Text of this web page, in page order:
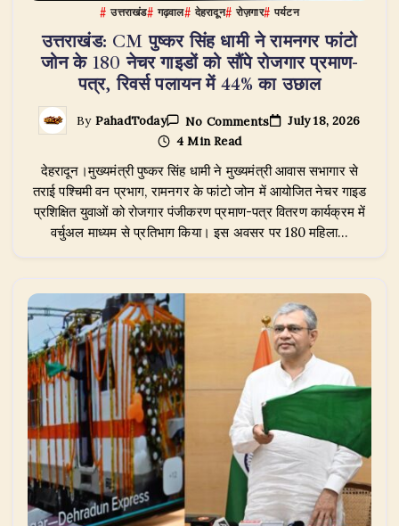
उत्तराखंड गढ़वाल देहरादून रोज़गार पर्यटन
उत्तराखंड: CM पुष्कर सिंह धामी ने रामनगर फांटो
जोन के 180 नेचर गाइडों को सौंपे रोजगार प्रमाण-
पत्र, रिवर्स पलायन में 44% का उछाल
By PahadToday No CommentsOn
उत्तराखंड:
पुष्कर
सिंह
धामी
ने
रामनगर
फांटो
के
180
नेचर
गाइडों
को
सौंपे
रोजगार
प्रमाण-
पत्र,
रिवर्स
पलायन
44%
का
उछाल
July 18, 2026
4 Min Read
देहरादून।मुख्यमंत्री पुष्कर सिंह धामी ने मुख्यमंत्री आवास सभागार से
तराई पश्चिमी वन प्रभाग, रामनगर के फांटो जोन में आयोजित नेचर गाइड
प्रशिक्षित युवाओं को रोजगार पंजीकरण प्रमाण-पत्र वितरण कार्यक्रम में
वर्चुअल माध्यम से प्रतिभाग किया। इस अवसर पर 180 महिला…